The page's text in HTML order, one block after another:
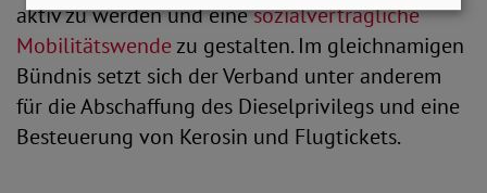
aktiv zu werden und einesozialverträgliche
Mobilitätswende zu gestalten. Im gleichnamigen
Bündnis setzt sich der Verband unter anderem
für die Abschaffung des Dieselprivilegs und eine
Besteuerung von Kerosin und Flugtickets.